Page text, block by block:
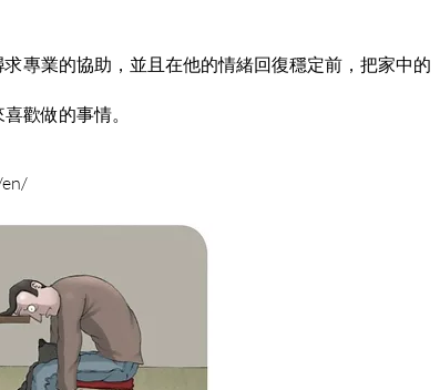
專業的協助，並且在他的情緒回復穩定前，把家中的
歡做的事情。